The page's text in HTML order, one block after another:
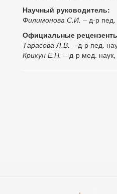
Научный руководитель:
Филимонова С.И. – д-р
Официальные
Тарасова Л.В. – д-р пед.
Крикун Е.Н. – д-р мед.